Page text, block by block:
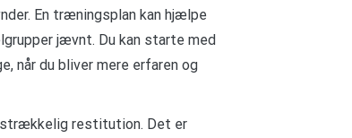
En træningsplan kan hjælpe
jævnt. Du kan starte med
når du bliver mere erfaren og
restitution. Det er